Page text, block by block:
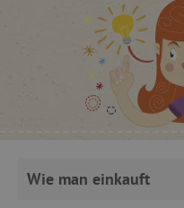
Wie man einkauft